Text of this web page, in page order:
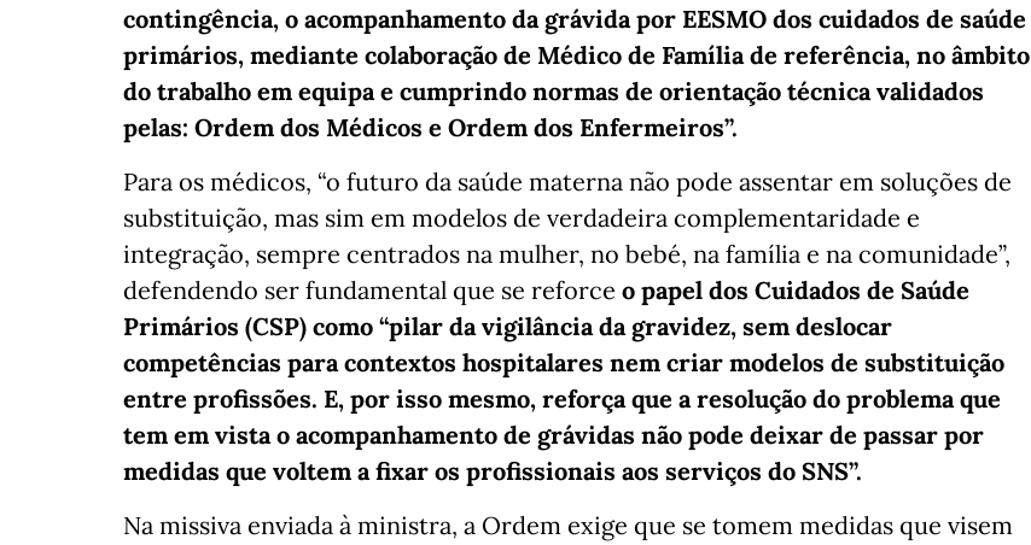
contingência, o acompanhamento da grávida por EESMO dos cuidados de saúde
primários, mediante colaboração de Médico de Família de referência, no âmbito
do trabalho em equipa e cumprindo normas de orientação técnica validados
pelas: Ordem dos Médicos e Ordem dos Enfermeiros”.
Para os médicos, “o futuro da saúde materna não pode assentar em soluções de
substituição, mas sim em modelos de verdadeira complementaridade e
integração, sempre centrados na mulher, no bebé, na família e na comunidade”,
defendendo ser fundamental que se reforce o papel dos Cuidados de Saúde
Primários (CSP) como “pilar da vigilância da gravidez, sem deslocar
competências para contextos hospitalares nem criar modelos de substituição
entre profissões. E, por isso mesmo, reforça que a resolução do problema que
tem em vista o acompanhamento de grávidas não pode deixar de passar por
medidas que voltem a fixar os profissionais aos serviços do SNS”.
Na missiva enviada à ministra, a Ordem exige que se tomem medidas que visem